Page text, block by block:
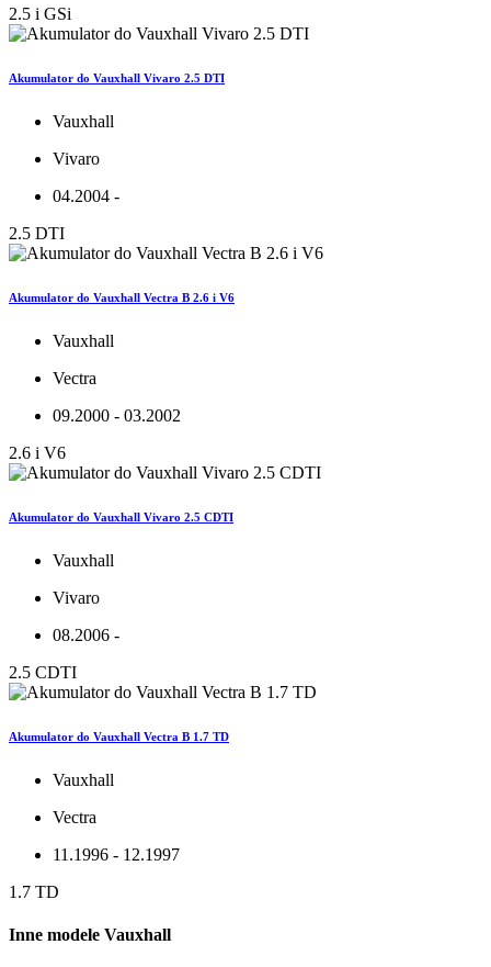
2.5 i GSi
Akumulator do Vauxhall Vivaro 2.5 DTI
Vauxhall
Vivaro
04.2004 -
2.5 DTI
Akumulator do Vauxhall Vectra B 2.6 i V6
Vauxhall
Vectra
09.2000 - 03.2002
2.6 i V6
Akumulator do Vauxhall Vivaro 2.5 CDTI
Vauxhall
Vivaro
08.2006 -
2.5 CDTI
Akumulator do Vauxhall Vectra B 1.7 TD
Vauxhall
Vectra
11.1996 - 12.1997
1.7 TD
Inne modele Vauxhall